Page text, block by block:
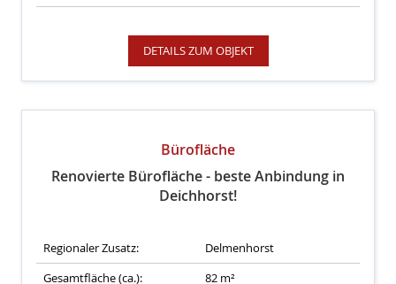
DETAILS ZUM OBJEKT
Bürofläche
Renovierte Bürofläche - beste Anbindung in
Deichhorst!
Regionaler Zusatz:
Delmenhorst
Gesamtfläche (ca.):
82 m²